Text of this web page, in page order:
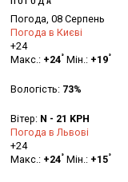
Погода, 08 Серпень
Погода в Києві
+24
Макс.: +24° Мін.: +19°
Вологість: 73%
Вітер: N - 21 KPH
Погода в Львові
+24
Макс.: +24° Мін.: +15°